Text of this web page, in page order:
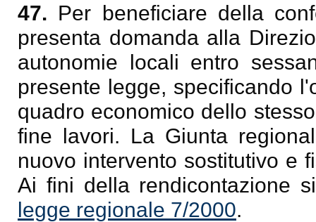
47. Per beneficiare della
presenta domanda alla
autonomie locali entro
presente legge, specificando
quadro economico dello
fine lavori. La Giunta
nuovo intervento sostitutivo e
Ai fini della rendicontazione
legge regionale 7/2000.